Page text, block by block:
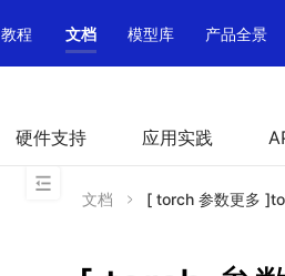
教程 文档 模型库 产品全景
硬件支持 应用实践
文档 [ torch 参数更多